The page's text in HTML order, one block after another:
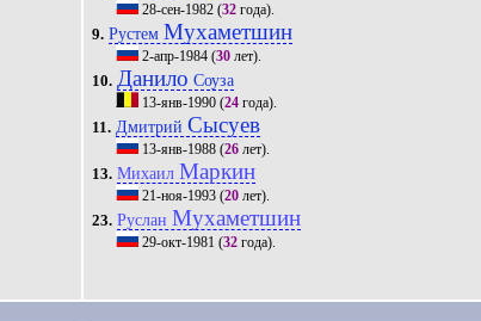
28-сен-1982 (32 года).
9. Рустем Мухаметшин
2-апр-1984 (30 лет).
10. Данило Соуза
13-янв-1990 (24 года).
11. ДмитрийСысуев
13-янв-1988 (26 лет).
13. Михаил Маркин
21-ноя-1993 (20 лет).
23. Руслан Мухаметшин
29-окт-1981 (32 года).